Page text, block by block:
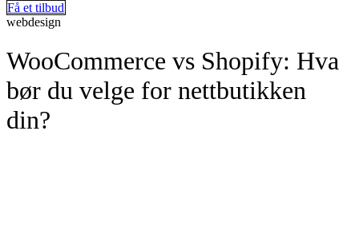
Få et tilbud
webdesign
WooCommerce vs Shopify: Hva
bør du velge for nettbutikken
din?